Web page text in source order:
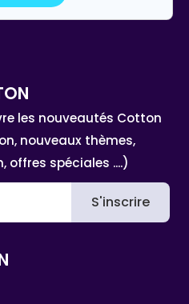
les nouveautés Cotton
nouveaux thèmes,
offres spéciales ....)
S'inscrire